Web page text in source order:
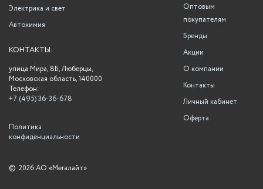
Оптовым
покупателям
Бренды
Акции
О компании
Контакты
Личный кабинет
Оферта
Электрика и свет
Автохимия
КОНТАКТЫ:
улица Мира, 8Б, Люберцы,
Московская область, 140000
Телефон:
+7 (495) 36-36-678
Политика
конфиденциальности
© 2026 АО «Мегалайт»